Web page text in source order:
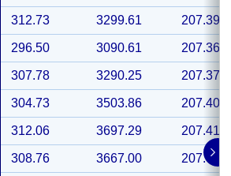
312.73 3299.61 207.39
296.50 3090.61 207.36
307.78 3290.25 207.37
304.73 3503.86 207.40
312.06 3697.29 207.41
308.76 3667.00 207.44